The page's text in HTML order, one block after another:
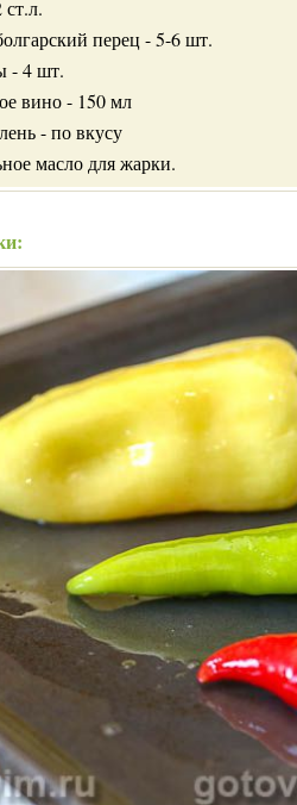
перец - 5-6 шт.
- 4 шт.
вино - 150 мл
- по вкусу
масло для жарки.